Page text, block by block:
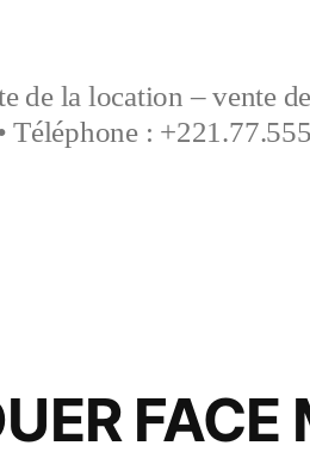
de la location – vente
Téléphone :
FACE